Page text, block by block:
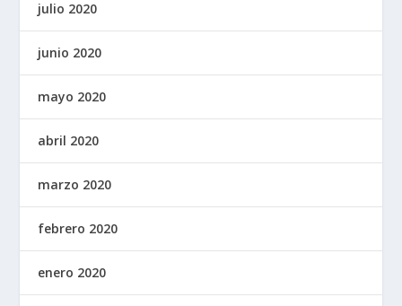
julio 2020
junio 2020
mayo 2020
abril 2020
marzo 2020
febrero 2020
enero 2020